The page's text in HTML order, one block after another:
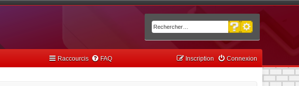
Rechercher
Recherche avancée
Raccourcis FAQ Connexion
Inscription